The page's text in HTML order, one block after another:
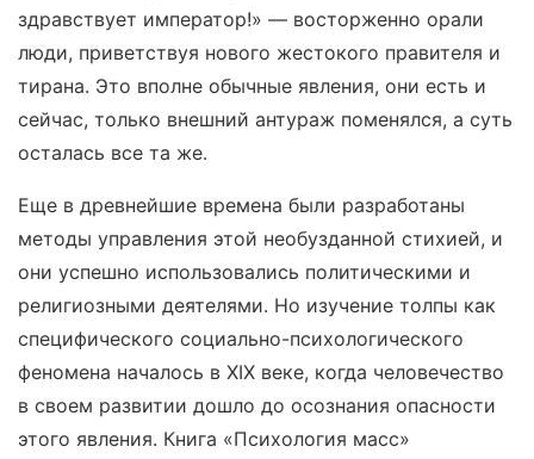
здравствует император!» — восторженно орали
люди, приветствуя нового жестокого правителя и
тирана. Это вполне обычные явления, они есть и
сейчас, только внешний антураж поменялся, а суть
осталась все та же.
Еще в древнейшие времена были разработаны
методы управления этой необузданной стихией, и
они успешно использовались политическими и
религиозными деятелями. Но изучение толпы как
специфического социально-психологического
феномена началось в XIX веке, когда человечество
в своем развитии дошло до осознания опасности
этого явления. Книга «Психология масс»